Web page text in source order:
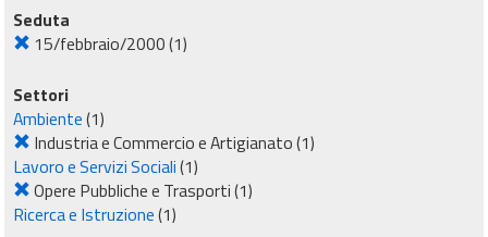
Seduta
15/febbraio/2000(1)
Settori
Ambiente(1)
Industria e Commercio e Artigianato(1)
Lavoro e Servizi Sociali(1)
Opere Pubbliche e Trasporti(1)
Ricerca e Istruzione(1)